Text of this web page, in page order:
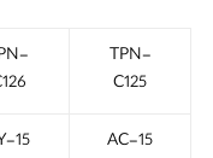
TPN-
C125
15-AC
15-AY